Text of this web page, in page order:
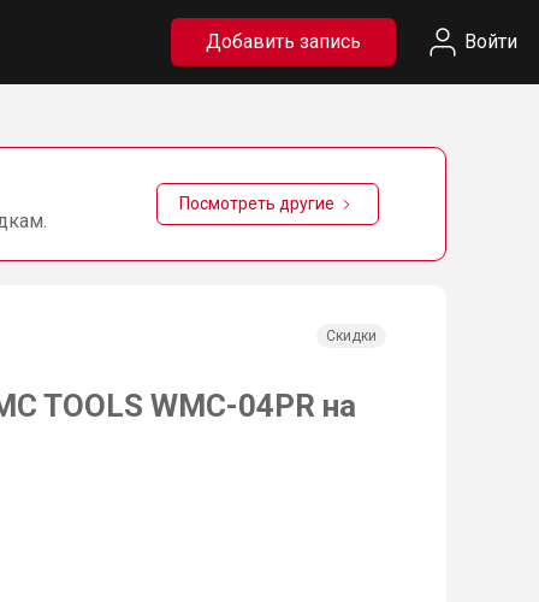
Добавить запись Войти
Посмотреть другие
Скидки
TOOLS WMC-04PR на